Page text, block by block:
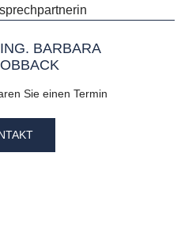
BARBARA
Sie einen Termin